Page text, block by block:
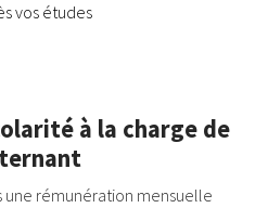
vos études
à la charge de
une rémunération mensuelle